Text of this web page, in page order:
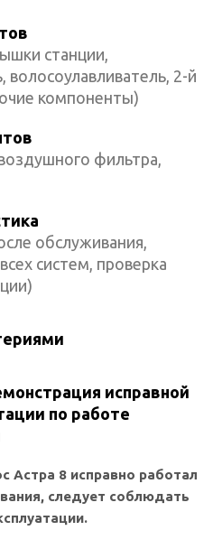
станции,
волосоулавливатель, 2-й
компоненты)
фильтра,
обслуживания,
систем, проверка
исправной
по работе
Астра 8 исправно работал
следует соблюдать